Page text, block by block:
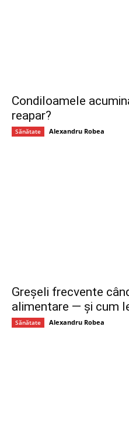
Condiloamele
reapar?
Sănătate Alexandru Robea
Greșeli frecvente
alimentare — și cum
Sănătate Alexandru Robea